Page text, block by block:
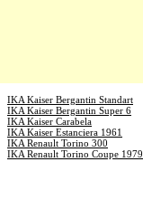
IKA Kaiser Bergantin Standart
IKA Kaiser Bergantin Super 6
IKA Kaiser Carabela
IKA Kaiser Estanciera 1961
IKA Renault Torino 300
IKA Renault Torino Coupe 1979